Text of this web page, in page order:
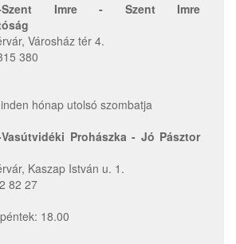
Szent Imre - Szent Imre
Városház tér 4.
380
hónap utolsó szombatja
Vasútvidéki Prohászka - Jó Pásztor
Kaszap István u. 1.
82 27
18.00